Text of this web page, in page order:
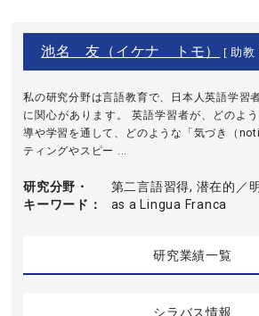
池名 友（イケナ トモ） [ 助教
私の研究分野は言語教育で、日本人英語学習
に関心があります。 英語学習者が、どのよ
導や学習を通して、どのような「気づき（
ティングやスピー ...
研究分野・
キーワード
第二言語習得, 潜在的／
as a Lingua Franca
研究業績一覧
シラバス情報